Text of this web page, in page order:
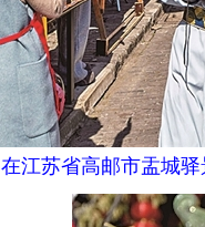
在江苏省高邮市盂城